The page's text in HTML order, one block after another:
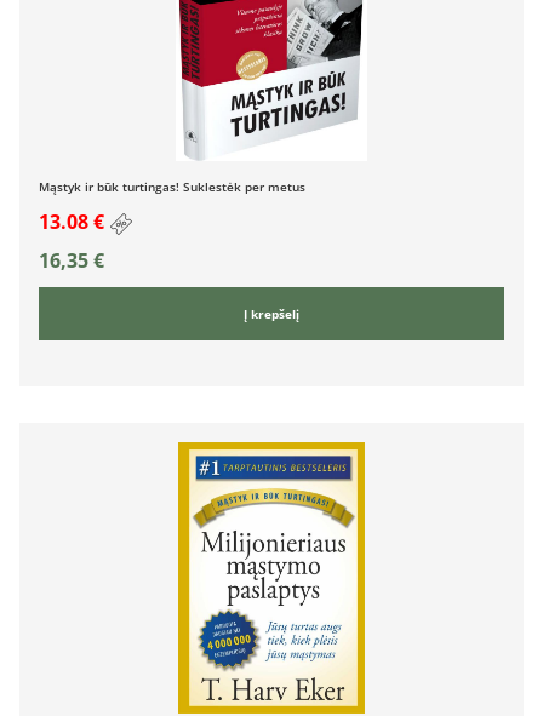
Mąstyk ir būk turtingas! Suklestėk per metus
13.08 €
16,35€
Į krepšelį